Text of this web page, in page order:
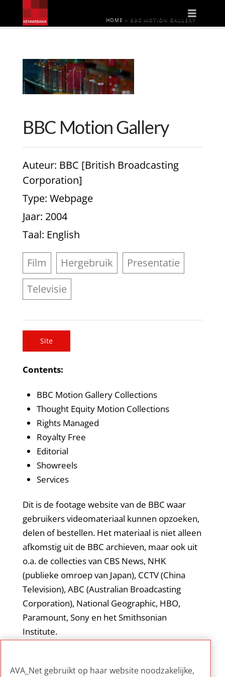
HOME » BBC MOTION GALLERY
BBC Motion Gallery
Auteur: BBC [British Broadcasting
Corporation]
Type: Webpage
Jaar: 2004
Taal: English
Film Hergebruik
Presentatie
Televisie
Site
Contents:
BBC Motion Gallery Collections
Thought Equity Motion Collections
Rights Managed
Royalty Free
Editorial
Showreels
Services
Dit is de footage website van de BBC waar
gebruikers videomateriaal kunnen opzoeken,
delen of bestellen. Het materiaal is niet alleen
afkomstig uit de BBC archieven, maar ook uit
o.a. de collecties van CBS News, NHK
(publieke omroep van Japan), CCTV (China
Television), ABC (Australian Broadcasting
Corporation), National Geographic, HBO,
Paramount, Sony en het Smithsonian
Institute.
collectie is te exploiteren.
AVA_Net gebruikt op haar website noodzakelijke,